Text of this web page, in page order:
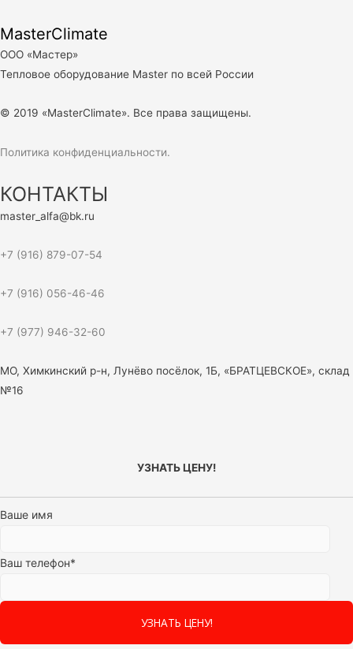
MasterClimate
ООО «Мастер»
Тепловое оборудование Master по всей России
© 2019 «MasterClimate». Все права защищены.
Политика конфиденциальности.
КОНТАКТЫ
master_alfa@bk.ru
+7 (916) 879-07-54
+7 (916) 056-46-46
+7 (977) 946-32-60
МО, Химкинский р-н, Лунёво посёлок, 1Б, «БРАТЦЕВСКОЕ», склад
№16
УЗНАТЬ ЦЕНУ!
Ваше имя
Ваш телефон*